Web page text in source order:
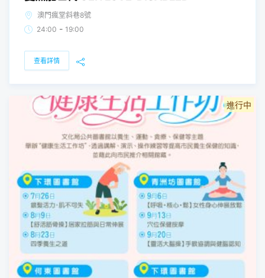
澳門瘋堂斜巷8號
24:00 - 19:00
查看詳情
進行中